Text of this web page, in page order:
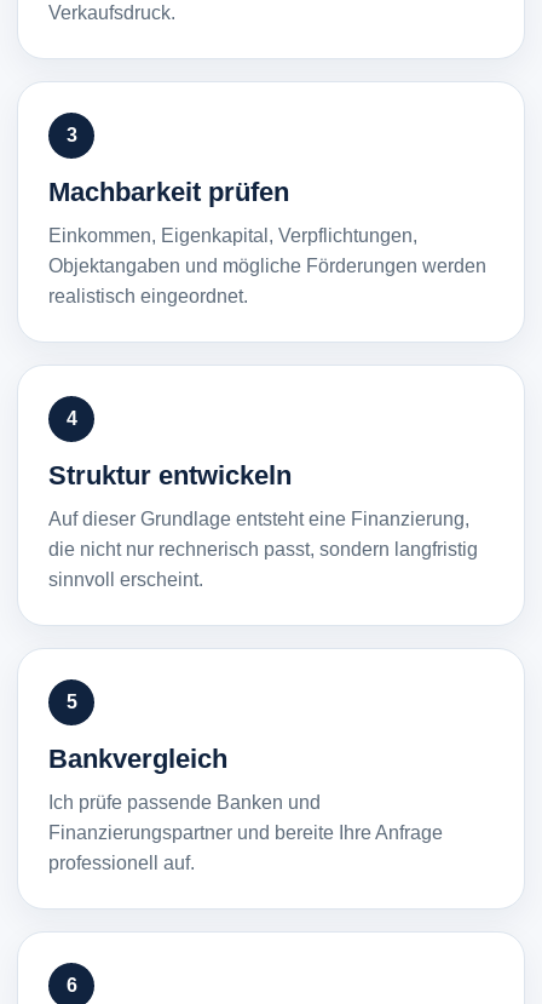
Verkaufsdruck.
3
Machbarkeit prüfen
Einkommen, Eigenkapital, Verpflichtungen,
Objektangaben und mögliche Förderungen werden
realistisch eingeordnet.
4
Struktur entwickeln
Auf dieser Grundlage entsteht eine Finanzierung,
die nicht nur rechnerisch passt, sondern langfristig
sinnvoll erscheint.
5
Bankvergleich
Ich prüfe passende Banken und
Finanzierungspartner und bereite Ihre Anfrage
professionell auf.
6